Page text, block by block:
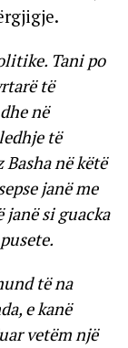
Tani po
të
në
të
në këtë
janë me
janë si guacka
të na
e kanë
vetëm një